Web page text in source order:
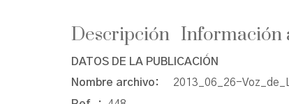
Descripción Información
DATOS DE LA PUBLICACIÓN
Nombre archivo: 2013_06_26-